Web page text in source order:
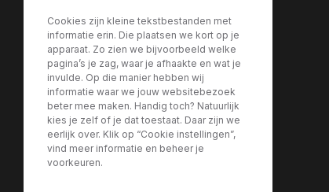
Cookies zijn kleine tekstbestanden met
informatie erin. Die plaatsen we kort op je
apparaat. Zo zien we bijvoorbeeld welke
pagina’s je zag, waar je afhaakte en wat je
invulde. Op die manier hebben wij
informatie waar we jouw websitebezoek
beter mee maken. Handig toch? Natuurlijk
kies je zelf of je dat toestaat. Daar zijn we
eerlijk over. Klik op “Cookie instellingen”,
vind meer informatie en beheer je
voorkeuren.